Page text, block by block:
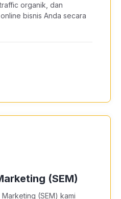
organik, dan
bisnis Anda secara
(SEM)
(SEM) kami